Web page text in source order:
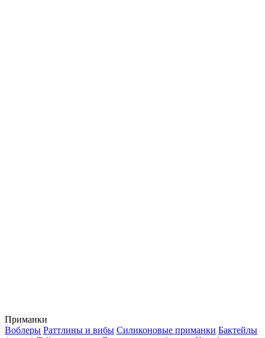
Приманки
Воблеры Раттлины и вибы Силиконовые приманки Бактейлы